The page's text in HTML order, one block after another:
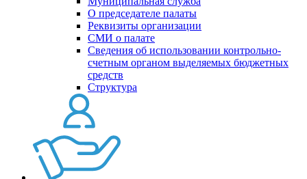
О председателе палаты
Реквизиты организации
СМИ о палате
Сведения об использовании контрольно-
счетным органом выделяемых бюджетных
средств
Структура